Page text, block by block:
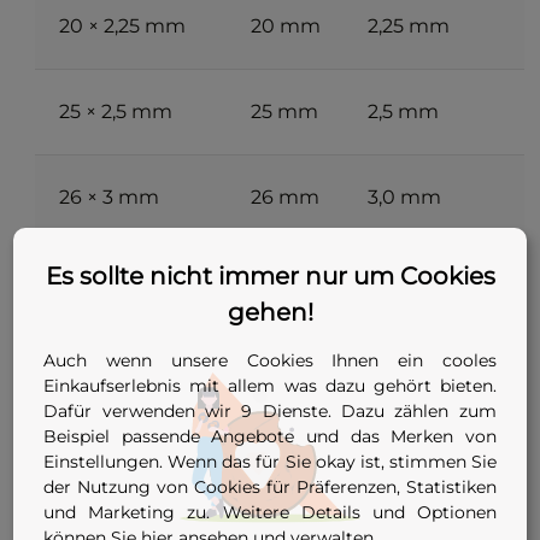
20 × 2,25 mm 20 mm 2,25 mm
25 × 2,5 mm 25 mm 2,5 mm
26 × 3 mm 26 mm 3,0 mm
32 × 3 mm 32 mm 3,0 mm
Maßgeblich für die Auswahl ist das
aufgedruckte Verbundrohr-Maß, nicht der
gemessene Innendurchmesser. Bei
Verbundrohren in Mehrschicht-Bauweise (PE-
Aluminium-PE) sind die angegebenen
Wandstärken Standard, sodass die Größenwahl
Es sollte nicht immer nur um Cookies
gehen!
Auch wenn unsere Cookies Ihnen ein cooles
Einkaufserlebnis mit allem was dazu gehört bieten.
Dafür verwenden wir 9 Dienste. Dazu zählen zum
Beispiel passende Angebote und das Merken von
Einstellungen. Wenn das für Sie okay ist, stimmen Sie
der Nutzung von Cookies für Präferenzen, Statistiken
und Marketing zu. Weitere Details und Optionen